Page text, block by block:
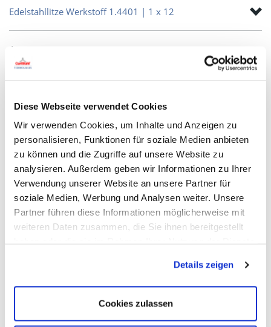
Diese Webseite verwendet Cookies
Wir verwenden Cookies, um Inhalte und Anzeigen zu
personalisieren, Funktionen für soziale Medien anbieten
zu können und die Zugriffe auf unsere Website zu
analysieren. Außerdem geben wir Informationen zu Ihrer
Verwendung unserer Website an unsere Partner für
soziale Medien, Werbung und Analysen weiter. Unsere
Partner führen diese Informationen möglicherweise mit
weiteren Daten zusammen, die Sie ihnen bereitgestellt
Cookies, wenn Sie unsere Webseite weiterhin nutzen.
Details zeigen
Cookies zulassen
Edelstahllitze Werkstoff 1.4401 | 1 x 12
Details Stahldrahtlitze 1 x 19
Material:Edelstahl, Stahl verzinkt,
Wolfram
Konstruktion:1 x 19
Nenn-ø:von 0,125 bis 5,00 mm